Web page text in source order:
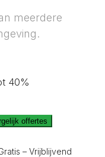
meerdere
40%
offertes
– Vrijblijvend